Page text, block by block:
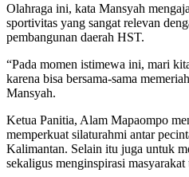
Olahraga ini, kata Mansyah
sportivitas yang sangat relevan
pembangunan daerah HST.
“Pada momen istimewa ini, mari
karena bisa bersama-sama
Mansyah.
Ketua Panitia, Alam Mapaompo
memperkuat silaturahmi antar
Kalimantan. Selain itu juga untuk
sekaligus menginspirasi